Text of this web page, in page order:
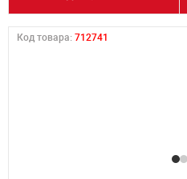
Код товара: 712741